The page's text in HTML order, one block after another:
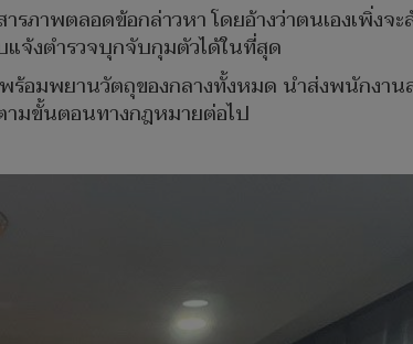
ภาพตลอดข้อกล่าวหา โดยอ้างว่าตนเองเพิ่งจ
จ้งตำรวจบุกจับกุมตัวได้ในที่สุด
ร้อมพยานวัตถุของกลางทั้งหมด นำส่งพนักงา
มขั้นตอนทางกฎหมายต่อไป